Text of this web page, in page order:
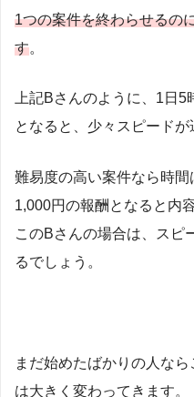
1つの案件を終わらせるの
す。
上記Bさんのように、1日
となると、少々スピードが
難易度の高い案件なら時
1,000円の報酬となると内
このBさんの場合は、スピ
るでしょう。
まだ始めたばかりの人な
は大きく変わってきます。